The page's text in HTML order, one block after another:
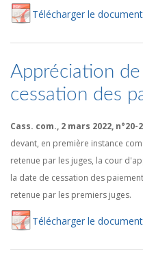
Télécharger le document
Appréciation
cessation des
Cass. com., 2 mars 2022, n°20-
devant, en première instance
retenue par les juges, la cour
la date de cessation des
retenue par les premiers juges.
Télécharger le document